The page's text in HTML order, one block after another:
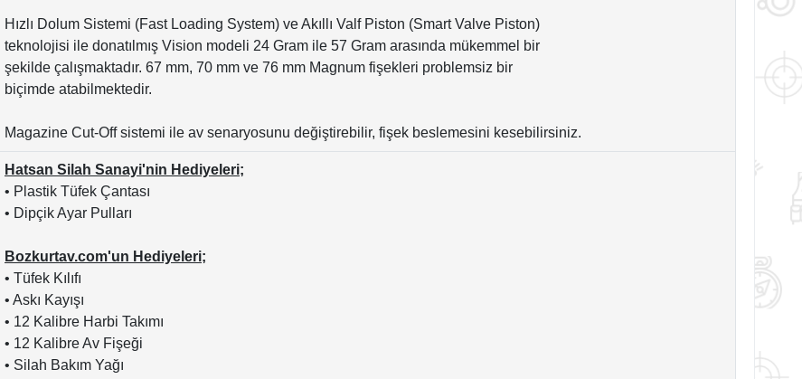
Hızlı Dolum Sistemi (Fast Loading System) ve Akıllı Valf Piston (Smart Valve Piston)
teknolojisi ile donatılmış Vision modeli 24 Gram ile 57 Gram arasında mükemmel bir
şekilde çalışmaktadır. 67 mm, 70 mm ve 76 mm Magnum fişekleri problemsiz bir
biçimde atabilmektedir.
Magazine Cut-Off sistemi ile av senaryosunu değiştirebilir, fişek beslemesini kesebilirsiniz.
Hatsan Silah Sanayi'nin Hediyeleri;
• Plastik Tüfek Çantası
• Dipçik Ayar Pulları
Bozkurtav.com'un Hediyeleri;
• Tüfek Kılıfı
• Askı Kayışı
• 12 Kalibre Harbi Takımı
• 12 Kalibre Av Fişeği
• Silah Bakım Yağı